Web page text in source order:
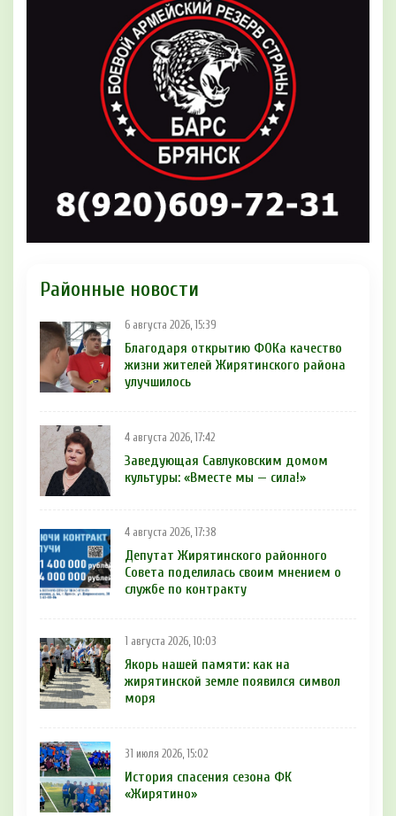
Районные новости
6 августа 2026, 15:39
Благодаря открытию ФОКа качество
жизни жителей Жирятинского района
улучшилось
4 августа 2026, 17:42
Заведующая Савлуковским домом
культуры: «Вместе мы — сила!»
4 августа 2026, 17:38
Депутат Жирятинского районного
Совета поделилась своим мнением о
службе по контракту
1 августа 2026, 10:03
Якорь нашей памяти: как на
жирятинской земле появился символ
моря
31 июля 2026, 15:02
История спасения сезона ФК
«Жирятино»